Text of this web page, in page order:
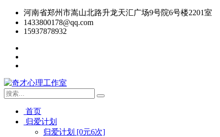
河南省郑州市嵩山北路升龙天汇广场9号院6号楼2201室
1433800178@qq.com
15937878932
首页
归爱计划
归爱计划 [0元6次]